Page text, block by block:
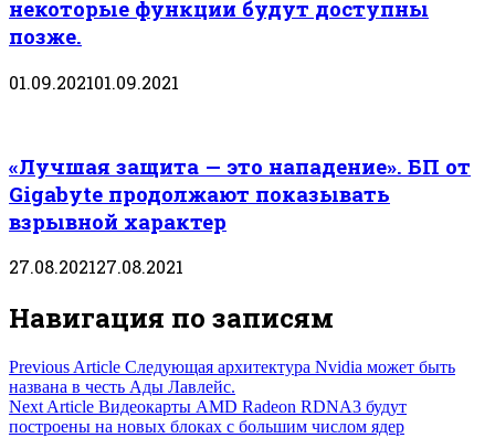
некоторые функции будут доступны
позже.
01.09.202101.09.2021
«Лучшая защита — это нападение». БП от
Gigabyte продолжают показывать
взрывной характер
27.08.202127.08.2021
Навигация по записям
Previous Article Следующая архитектура Nvidia может быть
названа в честь Ады Лавлейс.
Next Article Видеокарты AMD Radeon RDNA3 будут
построены на новых блоках с большим числом ядер